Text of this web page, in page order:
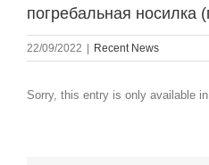
погребальная носилка
22/09/2022 Recent News
Sorry, this entry is only available in